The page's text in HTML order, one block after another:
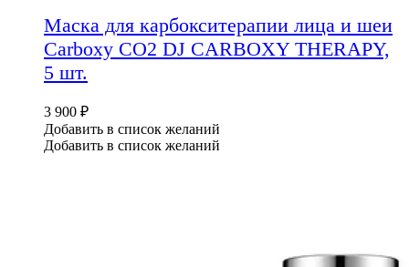
Маска для карбокситерапии лица и шеи
Carboxy CO2 DJ CARBOXY THERAPY,
5 шт.
3 900 ₽
Добавить в список желаний
Добавить в список желаний